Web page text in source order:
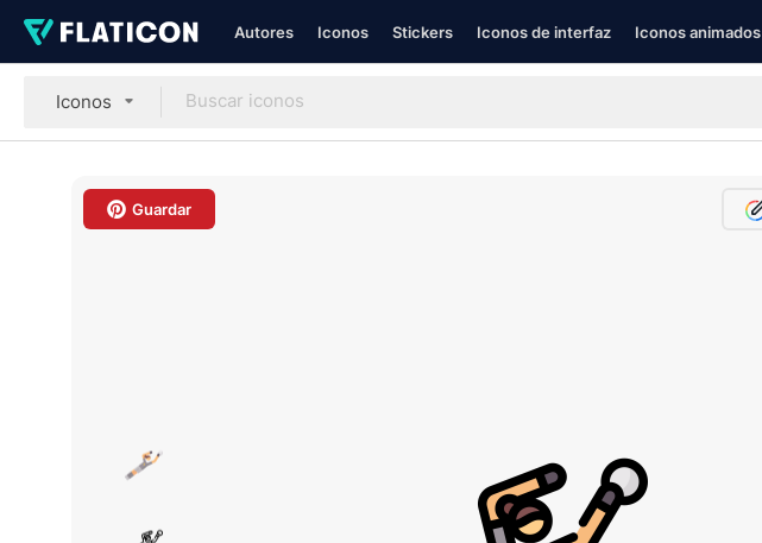
Autores Iconos Stickers Iconos de interfaz Iconos animados
Iconos
Guardar